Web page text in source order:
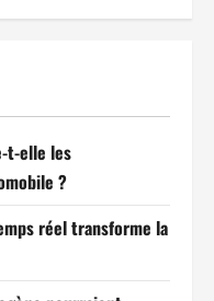
t-elle les
?
réel transforme la